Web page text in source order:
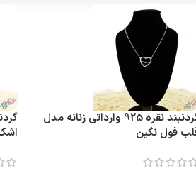
گردنبند نقره 925 وارداتی زنانه مدل
فول نگین